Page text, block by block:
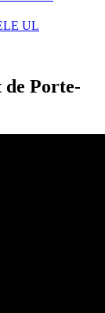
UL
de Porte-